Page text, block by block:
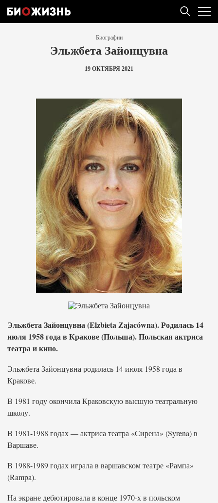
Биографии
Эльжбета Зайонцувна
19 ОКТЯБРЯ 2021
Эльжбета Зайонцувна (Elzbieta Zajacówna). Родилась 14
июля 1958 года в Кракове (Польша). Польская актриса
театра и кино.
Эльжбета Зайонцувна родилась 14 июля 1958 года в
Кракове.
В 1981 году окончила Краковскую высшую театральную
школу.
В 1981-1988 годах — актриса театра «Сирена» (Syrena) в
Варшаве.
В 1988-1989 годах играла в варшавском театре «Рампа»
(Rampa).
На экране дебютировала в конце 1970-х в польском